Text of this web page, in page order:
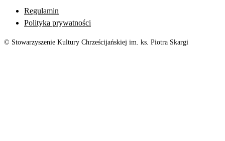
Regulamin
Polityka prywatności
© Stowarzyszenie Kultury Chrześcijańskiej im. ks. Piotra Skargi